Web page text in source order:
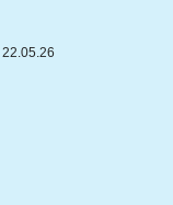
22.05.26